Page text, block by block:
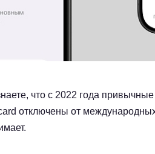
что с 2022 года
отключены от